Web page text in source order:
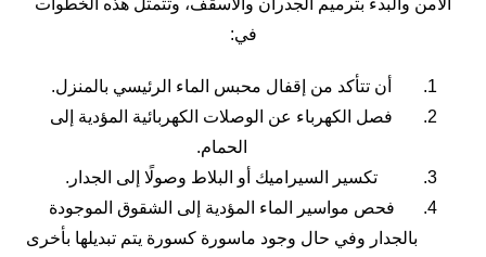
في:
أن تتأكد من إقفال محبس الماء الرئيسي بالمنزل.
فصل الكهرباء عن الوصلات الكهربائية المؤدية إلى
الحمام.
تكسير السيراميك أو البلاط وصولًا إلى الجدار.
فحص مواسير الماء المؤدية إلى الشقوق الموجودة
بالجدار وفي حال وجود ماسورة كسورة يتم تبديلها بأخرى